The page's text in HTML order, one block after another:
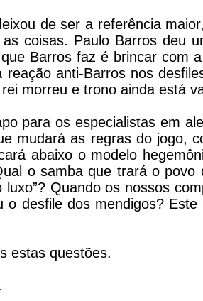
de ser a referência
coisas. Paulo Barros deu
Barros faz é brincar com
reação anti-Barros nos
morreu e trono ainda está
para os especialistas em
mudará as regras do jogo,
abaixo o modelo
o samba que trará o
luxo”? Quando os nossos
o desfile dos mendigos?
estas questões.